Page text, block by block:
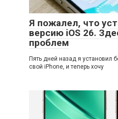
Я пожалел, что
версию iOS 26.
проблем
Пять дней назад я установил
свой iPhone, и теперь хочу